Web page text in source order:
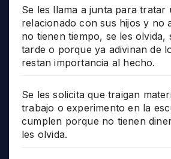
Se les llama a junta para tratar
relacionado con sus hijos y no
no tienen tiempo, se les olvida,
tarde o porque ya adivinan de
restan importancia al hecho.
Se les solicita que traigan
trabajo o experimento en la
cumplen porque no tienen
les olvida.